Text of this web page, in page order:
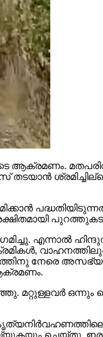
ആക്രമണം.
എന്നാല്‍
നേരെ
മറ്റുള്ളവര്‍
ചെയ്തു.